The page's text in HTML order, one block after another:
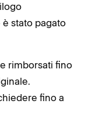
stato pagato
rimborsati fino
fino a